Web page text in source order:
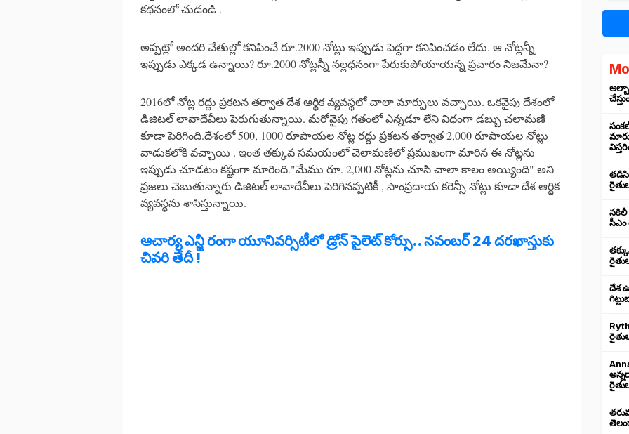
కథనంలో చుడండి .
అప్పట్లో అందరి చేతుల్లో కనిపించే రూ.2000 నోట్లు ఇప్పుడు పెద్దగా కనిపించడం లేదు. ఆ నోట్లన్నీ
ఇప్పుడు ఎక్కడ ఉన్నాయి? రూ.2000 నోట్లన్నీ నల్లధనంగా పేరుకుపోయాయన్న ప్రచారం నిజమేనా?
2016లో నోట్ల రద్దు ప్రకటన తర్వాత దేశ ఆర్థిక వ్యవస్థలో చాలా మార్పులు వచ్చాయి. ఒకవైపు దేశంలో
డిజిటల్ లావాదేవీలు పెరుగుతున్నాయి. మరోవైపు గతంలో ఎన్నడూ లేని విధంగా డబ్బు చలామణి
కూడా పెరిగింది.దేశంలో 500, 1000 రూపాయల నోట్ల రద్దు ప్రకటన తర్వాత 2,000 రూపాయల నోట్లు
వాడుకలోకి వచ్చాయి . ఇంత తక్కువ సమయంలో చెలామణిలో ప్రముఖంగా మారిన ఈ నోట్లను
ఇప్పుడు చూడటం కష్టంగా మారింది."మేము రూ. 2,000 నోట్లను చూసి చాలా కాలం అయ్యింది" అని
ప్రజలు చెబుతున్నారు డిజిటల్ లావాదేవీలు పెరిగినప్పటికీ , సాంప్రదాయ కరెన్సీ నోట్లు కూడా దేశ ఆర్థిక
వ్యవస్థను శాసిస్తున్నాయి.
ఆచార్య ఎన్జీ రంగా యూనివర్సిటీలో డ్రోన్ పైలెట్ కోర్సు.. నవంబర్ 24 దరఖాస్తుకు
చివరి తేదీ !
నకిలీ
సీఎం
దేశ